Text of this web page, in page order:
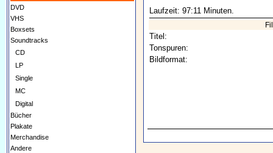
DVD
VHS
Boxsets
Soundtracks
CD
LP
Single
MC
Digital
Bücher
Plakate
Merchandise
Andere
Laufzeit: 97:11 Minuten.
Titel:
Tonspuren:
Bildformat: